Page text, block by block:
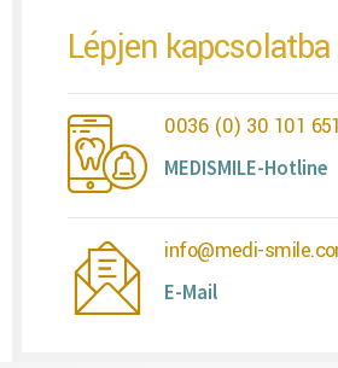
Lépjen
0036 (0) 30 101
MEDISMILE-Hotline
info@medi-
E-Mail